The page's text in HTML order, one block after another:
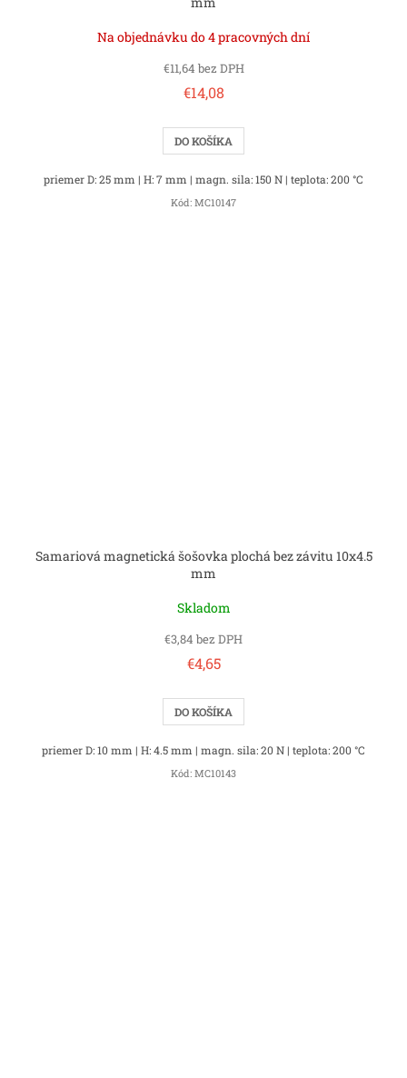
Na objednávku do 4 pracovných dní
€11,64 bez DPH
€14,08
DO KOŠÍKA
priemer D: 25 mm | H: 7 mm | magn. sila: 150 N | teplota: 200 °C
Kód: MC10147
Samariová magnetická šošovka plochá bez závitu 10x4.5
mm
Skladom
€3,84 bez DPH
€4,65
DO KOŠÍKA
priemer D: 10 mm | H: 4.5 mm | magn. sila: 20 N | teplota: 200 °C
Kód: MC10143